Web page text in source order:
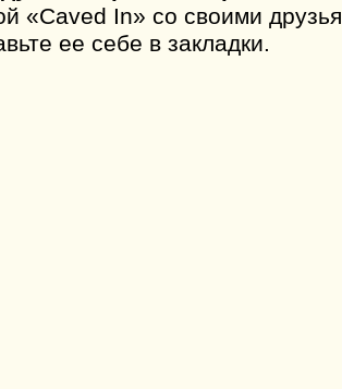
«Caved In» со своими
ее себе в закладки.